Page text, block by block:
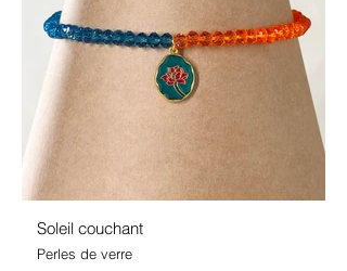
Soleil couchant
Perles de verre